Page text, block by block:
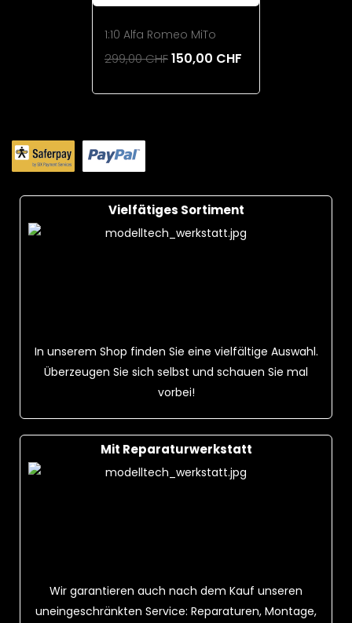
1:10 Alfa Romeo MiTo
299,00 CHF150,00 CHF
Vielfätiges Sortiment
In unserem Shop finden Sie eine vielfältige Auswahl.
Überzeugen Sie sich selbst und schauen Sie mal
vorbei!
Mit Reparaturwerkstatt
Wir garantieren auch nach dem Kauf unseren
uneingeschränkten Service: Reparaturen, Montage,